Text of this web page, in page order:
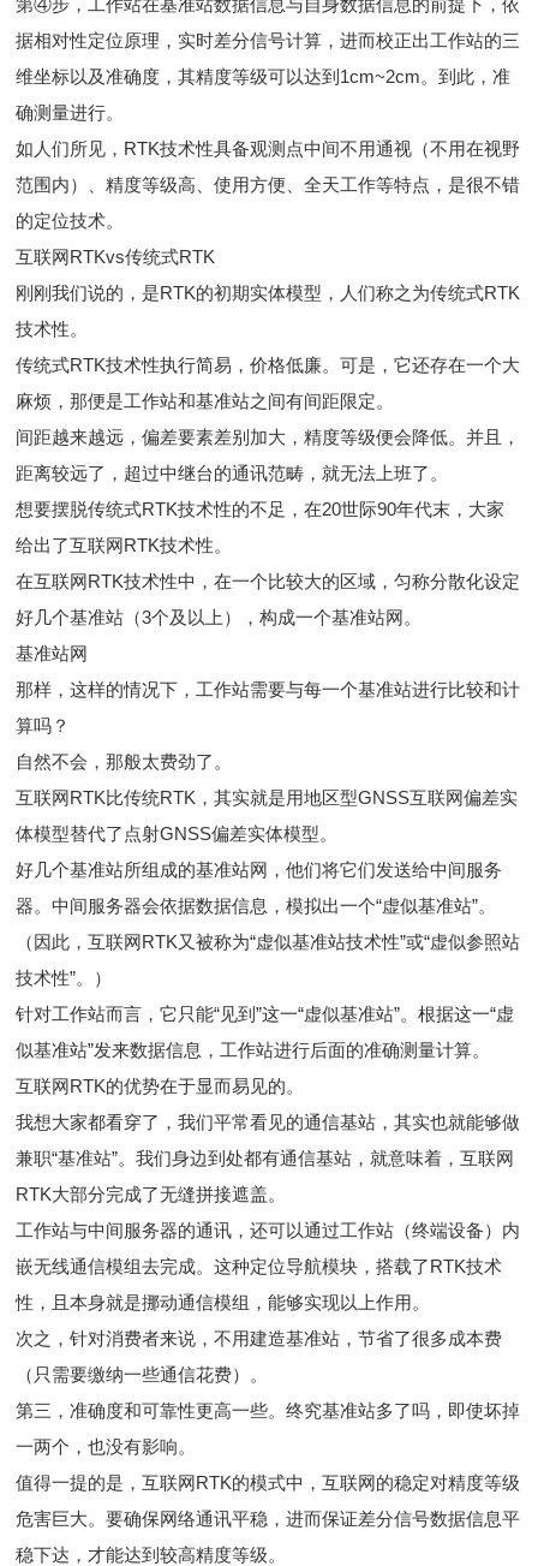
第④步，工作站在基准站数据信息与自身数据信息的前提下，依
据相对性定位原理，实时差分信号计算，进而校正出工作站的三
维坐标以及准确度，其精度等级可以达到1cm~2cm。到此，准
确测量进行。
如人们所见，RTK技术性具备观测点中间不用通视（不用在视野
范围内）、精度等级高、使用方便、全天工作等特点，是很不错
的定位技术。
互联网RTKvs传统式RTK
刚刚我们说的，是RTK的初期实体模型，人们称之为传统式RTK
技术性。
传统式RTK技术性执行简易，价格低廉。可是，它还存在一个大
麻烦，那便是工作站和基准站之间有间距限定。
间距越来越远，偏差要素差别加大，精度等级便会降低。并且，
距离较远了，超过中继台的通讯范畴，就无法上班了。
想要摆脱传统式RTK技术性的不足，在20世际90年代末，大家
给出了互联网RTK技术性。
在互联网RTK技术性中，在一个比较大的区域，匀称分散化设定
好几个基准站（3个及以上），构成一个基准站网。
基准站网
那样，这样的情况下，工作站需要与每一个基准站进行比较和计
算吗？
自然不会，那般太费劲了。
互联网RTK比传统RTK，其实就是用地区型GNSS互联网偏差实
体模型替代了点射GNSS偏差实体模型。
好几个基准站所组成的基准站网，他们将它们发送给中间服务
器。中间服务器会依据数据信息，模拟出一个“虚似基准站”。
（因此，互联网RTK又被称为“虚似基准站技术性”或“虚似参照站
技术性”。）
针对工作站而言，它只能“见到”这一“虚似基准站”。根据这一“虚
似基准站”发来数据信息，工作站进行后面的准确测量计算。
互联网RTK的优势在于显而易见的。
我想大家都看穿了，我们平常看见的通信基站，其实也就能够做
兼职“基准站”。我们身边到处都有通信基站，就意味着，互联网
RTK大部分完成了无缝拼接遮盖。
工作站与中间服务器的通讯，还可以通过工作站（终端设备）内
嵌无线通信模组去完成。这种定位导航模块，搭载了RTK技术
性，且本身就是挪动通信模组，能够实现以上作用。
次之，针对消费者来说，不用建造基准站，节省了很多成本费
（只需要缴纳一些通信花费）。
第三，准确度和可靠性更高一些。终究基准站多了吗，即使坏掉
一两个，也没有影响。
值得一提的是，互联网RTK的模式中，互联网的稳定对精度等级
危害巨大。要确保网络通讯平稳，进而保证差分信号数据信息平
稳下达，才能达到较高精度等级。